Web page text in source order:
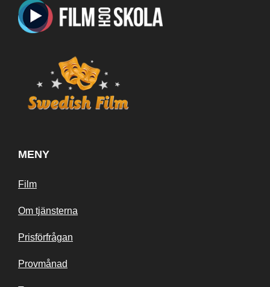
MENY
Film
Om tjänsterna
Prisförfrågan
Provmånad